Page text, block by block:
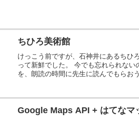
ちひろ美術館
けっこう前ですが、石神井にあるちひ
って新鮮でした。 今でも忘れられな
を、朗読の時間に先生に読んでもらお
Google Maps API + はてなマ